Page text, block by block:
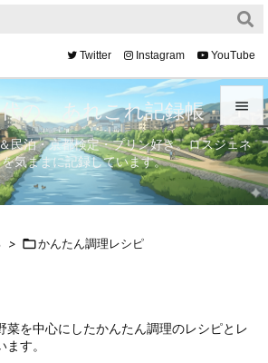


メニュ

サイド

Twitter Instagram YouTube
の、あれこれ記録帳
民泊・京都検定・プリン好き。ロスジェネ
気ままに記録しています。
> かんたん調理レシピ
菜を中心にしたかんたん調理のレシピとレ
す。